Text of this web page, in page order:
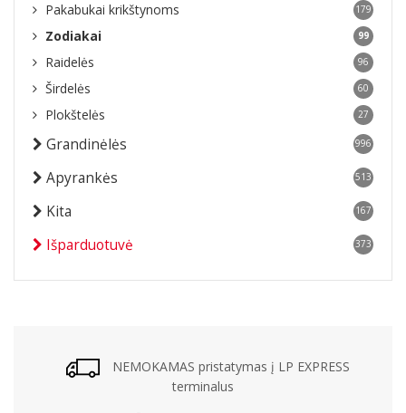
Pakabukai krikštynoms 179
Zodiakai 99
Raidelės 96
Širdelės 60
Plokštelės 27
Grandinėlės 996
Apyrankės 513
Kita 167
Išparduotuvė 373
NEMOKAMAS pristatymas į LP EXPRESS
terminalus